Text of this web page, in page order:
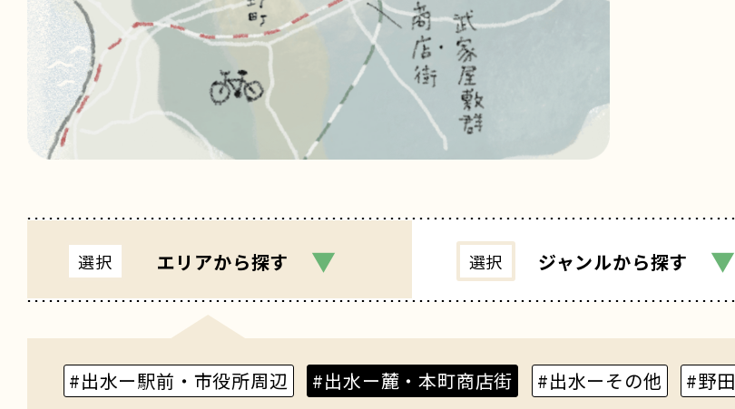
選択 エリアから探す ▼ 選択 ジャンルから探す ▼
#出水ー駅前・市役所周辺 #出水ー麓・本町商店街 #出水ーその他 #野田